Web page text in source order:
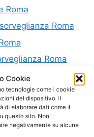
Cookie
tecnologie come i cookie
del dispositivo. Il
di elaborare dati come il
questo sito. Non
negativamente su alcune
Roma
Roma
Roma
Roma
Roma
Roma